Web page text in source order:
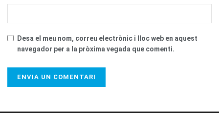
Desa el meu nom, correu electrònic i lloc web en aquest
navegador per a la pròxima vegada que comenti.